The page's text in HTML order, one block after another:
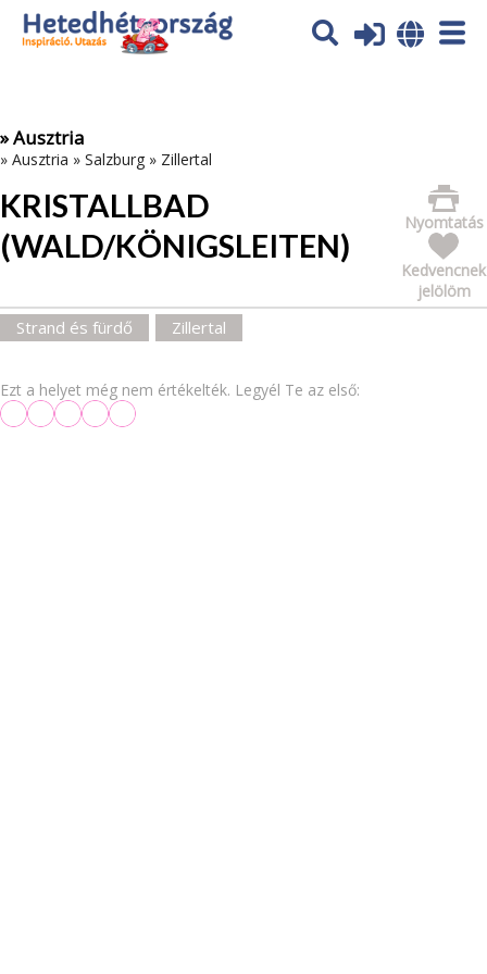
Az oldal sütiket (cookies) használ. További tájékoztatás itt:
Adatvédelmi tájékoztató
» Ausztria
» Ausztria » Salzburg » Zillertal
KRISTALLBAD
(WALD/KÖNIGSLEITEN)
Nyomtatás
Kedvencnek
jelölöm
Strand és fürdő Zillertal
Ezt a helyet még nem értékelték. Legyél Te az első: